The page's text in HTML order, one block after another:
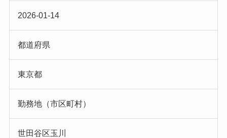
2026-01-14
都道府県
東京都
勤務地（市区町村）
世田谷区玉川